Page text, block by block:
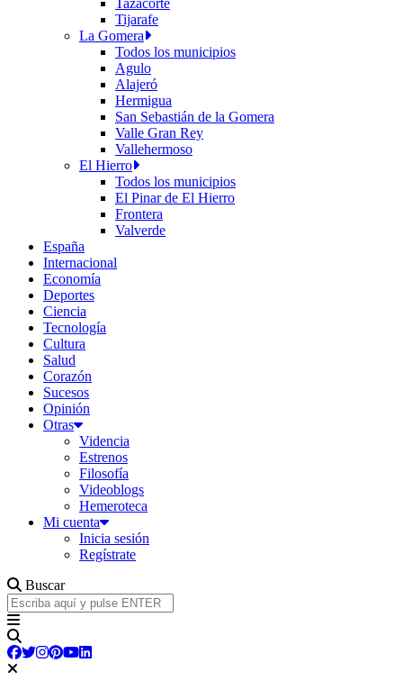
Tijarafe
La Gomera
Todos los municipios
Agulo
Alajeró
Hermigua
San Sebastián de la Gomera
Valle Gran Rey
Vallehermoso
El Hierro
Todos los municipios
El Pinar de El Hierro
Frontera
Valverde
España
Internacional
Economía
Deportes
Ciencia
Tecnología
Cultura
Salud
Corazón
Sucesos
Opinión
Otras
Videncia
Estrenos
Filosofía
Videoblogs
Hemeroteca
Mi cuenta
Inicia sesión
Regístrate
Buscar